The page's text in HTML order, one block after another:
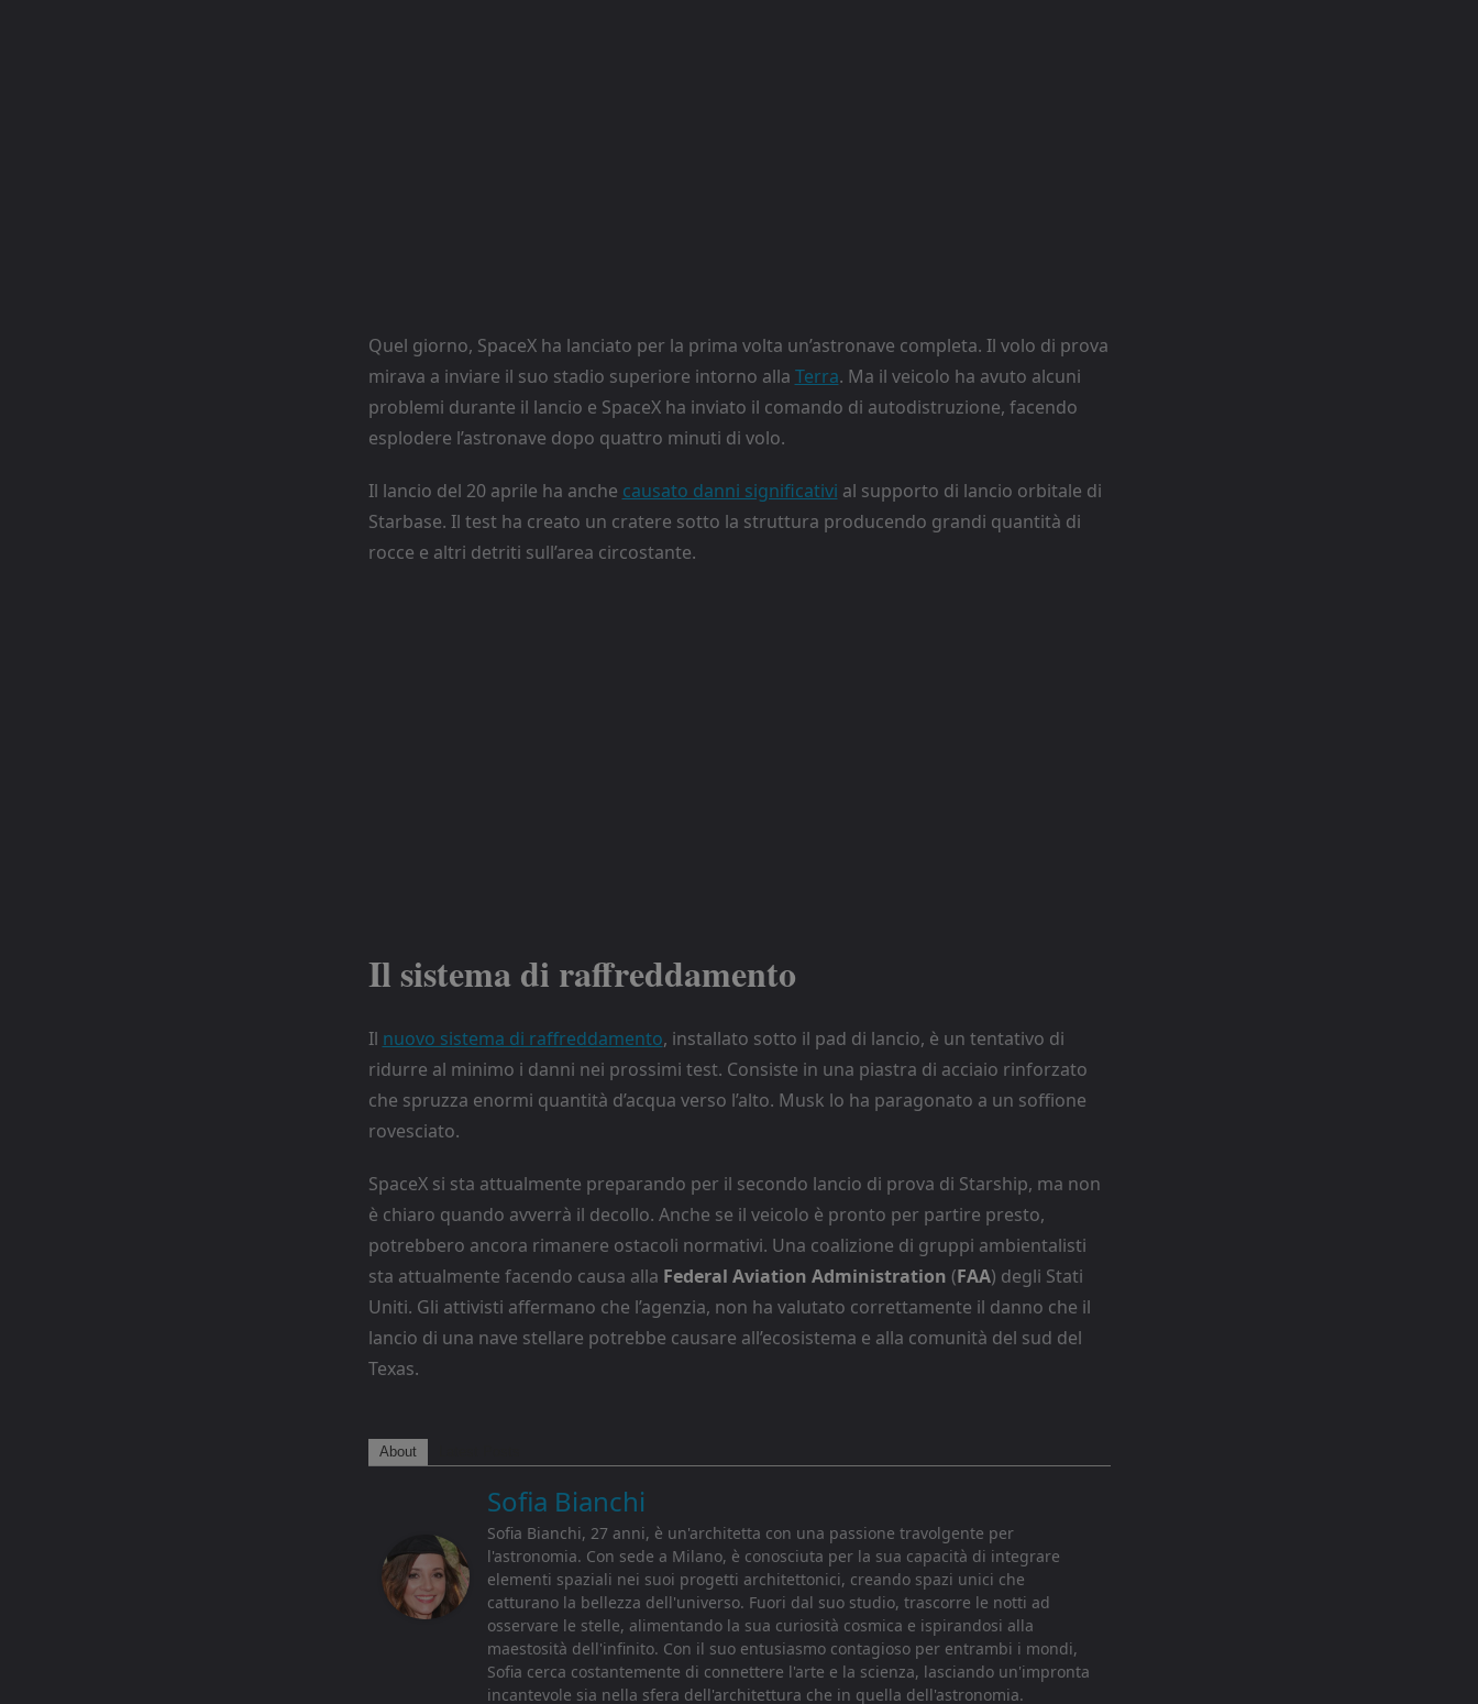
Quel giorno, SpaceX ha lanciato per la prima volta un’astronave completa. Il volo di prova
mirava a inviare il suo stadio superiore intorno alla Terra. Ma il veicolo ha avuto alcuni
problemi durante il lancio e SpaceX ha inviato il comando di autodistruzione, facendo
esplodere l’astronave dopo quattro minuti di volo.
Il lancio del 20 aprile ha anche causato danni significativi al supporto di lancio orbitale di
Starbase. Il test ha creato un cratere sotto la struttura producendo grandi quantità di
rocce e altri detriti sull’area circostante.
Il sistema di raffreddamento
Il nuovo sistema di raffreddamento, installato sotto il pad di lancio, è un tentativo di
ridurre al minimo i danni nei prossimi test. Consiste in una piastra di acciaio rinforzato
che spruzza enormi quantità d’acqua verso l’alto. Musk lo ha paragonato a un soffione
rovesciato.
SpaceX si sta attualmente preparando per il secondo lancio di prova di Starship, ma non
è chiaro quando avverrà il decollo. Anche se il veicolo è pronto per partire presto,
potrebbero ancora rimanere ostacoli normativi. Una coalizione di gruppi ambientalisti
sta attualmente facendo causa alla Federal Aviation Administration (FAA) degli Stati
Uniti. Gli attivisti affermano che l’agenzia, non ha valutato correttamente il danno che il
lancio di una nave stellare potrebbe causare all’ecosistema e alla comunità del sud del
Texas.
About
Sofia Bianchi
Sofia Bianchi, 27 anni, è un'architetta con una passione travolgente per
l'astronomia. Con sede a Milano, è conosciuta per la sua capacità di integrare
elementi spaziali nei suoi progetti architettonici, creando spazi unici che
catturano la bellezza dell'universo. Fuori dal suo studio, trascorre le notti ad
osservare le stelle, alimentando la sua curiosità cosmica e ispirandosi alla
maestosità dell'infinito. Con il suo entusiasmo contagioso per entrambi i mondi,
Sofia cerca costantemente di connettere l'arte e la scienza, lasciando un'impronta
incantevole sia nella sfera dell'architettura che in quella dell'astronomia.